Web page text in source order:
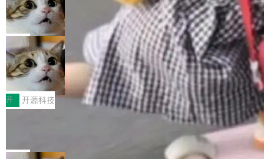
一是如何让大模型和智能体应用安全地从PoC走
向生产，二是如何让测试团队跟得上AI应用...
ean 表示是否可切换，nullable 的默认模式、浅
色方案、深色方案——会产生大量无意义的组
合。方案缺了、配置冲突了、全 null 了。要知道
哪些组合有效，作者说，你得靠"文档、校验、或
者部落知识"。 换个写法。Rust 的 enum，两个
变体：Switchable...
做，没什么新鲜的。 但 Kenton Varda 在 Twitte
r 上把事情说清楚了： 今天我们发布了 Cloudfla
re OS，一个带连接器的聊天机器人，跟其他所
有科技公司做的一样。只不过，实际上它不一
样。这是 Sandstorm.io 的重制版，我十年前的
那个创业公司。不同的是，这次它构建在 Cloudf
lare Workers 上——我花了九年时间搭建的平台
——并且深度集成了 AI。这基本上是我十年秘密
Deno 团队开源 Celld，可自托管的分
布式 Durable Objects
Ryan Dahl 领导的 Deno 团队推出了最新开源项
目 Celld，一个能在自己机器上运行 Cloudflare
Workers 和 Durable Objects 的守护进程。 设
计思路很直接：每个对象是一个独立的 SQLite
数据库，按名称寻址，复制到你自己的 S3 兼容
存储库里。节点之间只通过这个存储库协调——
没有控制平面，没有共识协议。每个对象自带一
个小型数据库，应用天然按分片构建，单个数据
库的竞争和爆炸半径问题在设计层面就被消除
了。 闲置的 cell 会休眠到几乎不占资源。当 cel
局
鲁大师7月新机性能/流畅/AI榜：vivo夺
性能、流畅双第一，三星Galaxy Z系列
新折叠缺席
2026年7月的手机市场，由于存储等硬件成本暴
增，手机厂商的日子也不好过啊，新机速度明显
放缓，因此硝烟味淡了许多。新机参数规格除开
Fold8 / Z Flip8）外，其余要么是中低端机器，
例如iQOO Z11i、REDMI Note 17、REDMI No
开 开源科技
Zed 编辑器团队发布了新项目——DeltaDB，一
个在 git commit 之间记录每一次编辑操作的版